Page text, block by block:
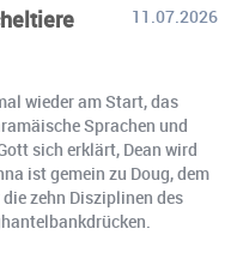
11.07.2026
wieder am Start, das
Sprachen und
sich erklärt, Dean wird
ist gemein zu Doug, dem
zehn Disziplinen des